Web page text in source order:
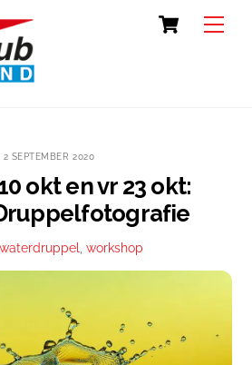
Cart
2 SEPTEMBER 2020
okt en vr 23 okt:
waterdruppel ,workshop